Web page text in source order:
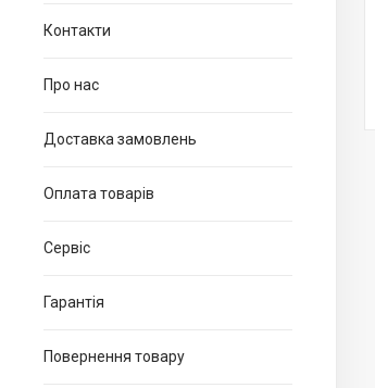
Контакти
Про нас
Доставка замовлень
Оплата товарів
Сервіс
Гарантія
Повернення товару